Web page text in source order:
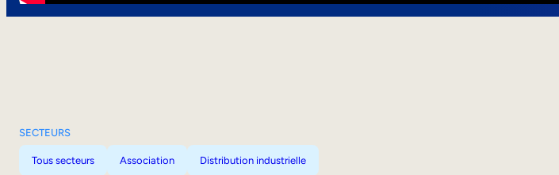
SECTEURS
Tous secteurs Association Distribution industrielle